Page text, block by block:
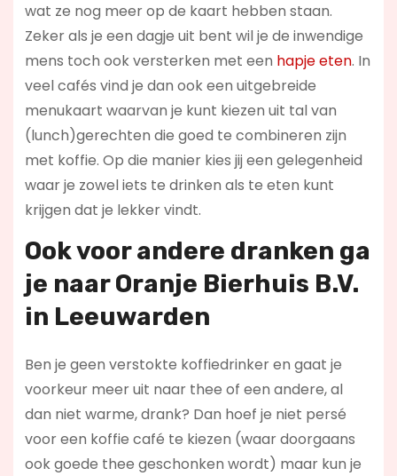
wat ze nog meer op de kaart hebben staan.
Zeker als je een dagje uit bent wil je de inwendige
mens toch ook versterken met een hapje eten. In
veel cafés vind je dan ook een uitgebreide
menukaart waarvan je kunt kiezen uit tal van
(lunch)gerechten die goed te combineren zijn
met koffie. Op die manier kies jij een gelegenheid
waar je zowel iets te drinken als te eten kunt
krijgen dat je lekker vindt.
Ook voor andere dranken ga
je naar Oranje Bierhuis B.V.
in Leeuwarden
Ben je geen verstokte koffiedrinker en gaat je
voorkeur meer uit naar thee of een andere, al
dan niet warme, drank? Dan hoef je niet persé
voor een koffie café te kiezen (waar doorgaans
ook goede thee geschonken wordt) maar kun je